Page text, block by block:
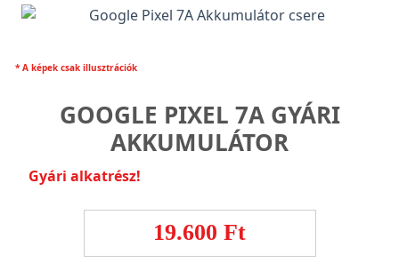
* A képek csak illusztrációk
GOOGLE PIXEL 7A GYÁRI
AKKUMULÁTOR
Gyári alkatrész!
19.600 Ft